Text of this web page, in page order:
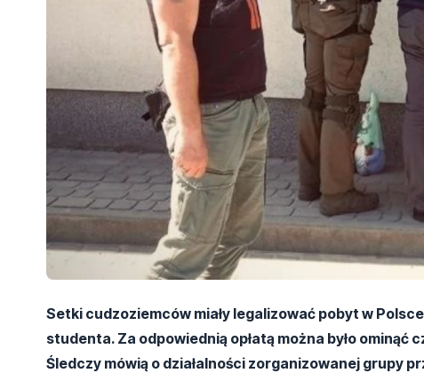
Setki cudzoziemców miały legalizować pobyt w
studenta. Za odpowiednią opłatą można było
Śledczy mówią o działalności zorganizowanej grupy